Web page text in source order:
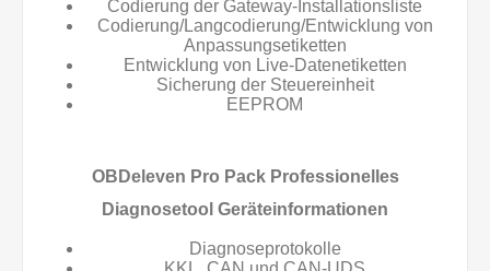
Codierung der Gateway-Installationsliste
Codierung/Langcodierung/Entwicklung von
Anpassungsetiketten
Entwicklung von Live-Datenetiketten
Sicherung der Steuereinheit
EEPROM
OBDeleven Pro Pack Professionelles
Diagnosetool Geräteinformationen
Diagnoseprotokolle